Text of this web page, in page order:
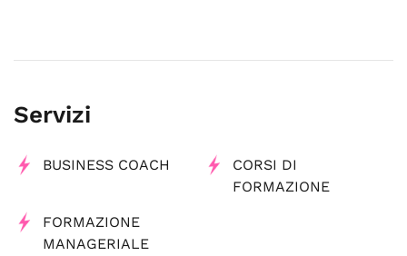
Servizi
BUSINESS COACH
CORSI DI
FORMAZIONE
FORMAZIONE
MANAGERIALE